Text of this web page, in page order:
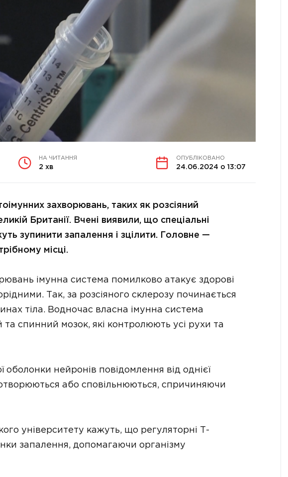
НА ЧИТАННЯ
2 хв
ОПУБЛІКОВАНО
24.06.2024 о 13:07
захворювань, таких як розсіяний
Британії. Вчені виявили, що спеціальні
зупинити запалення і зцілити. Головне —
місці.
імунна система помилково атакує здорові
Так, за розсіяного склерозу починається
тіла. Водночас власна імунна система
та спинний мозок, які контролюють усі рухи та
оболонки нейронів повідомлення від однієї
або сповільнюються, спричиняючи
університету кажуть, що регуляторні Т-
запалення, допомагаючи організму